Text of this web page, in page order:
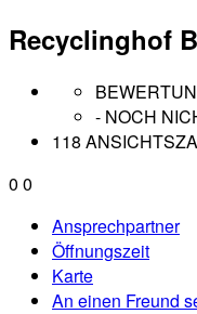
Recyclinghof
- NOCH
118
0 0
Ansprechpartner
Öffnungszeit
Karte
An einen Freund